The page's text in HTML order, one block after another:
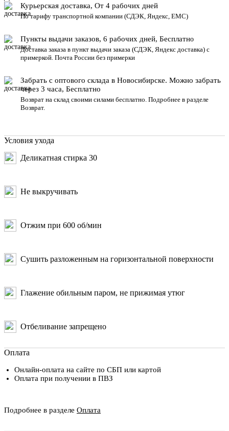
Курьерская доставка, От 4 рабочих дней
По тарифу транспортной компании (СДЭК, Яндекс, ЕМС)
Пункты выдачи заказов, 6 рабочих дней, Бесплатно
Доставка заказа в пункт выдачи заказа (СДЭК, Яндекс доставка) с
примеркой. Почта России без примерки
Забрать с оптового склада в Новосибирске. Можно забрать
через 3 часа, Бесплатно
Возврат на склад своими силами бесплатно. Подробнее в разделе
Возврат.
Условия ухода
Деликатная стирка 30
Не выкручивать
Отжим при 600 об/мин
Сушить разложенным на горизонтальной поверхности
Глажение обильным паром, не прижимая утюг
Отбеливание запрещено
Оплата
Онлайн-оплата на сайте по СБП или картой
Оплата при получении в ПВЗ
Подробнее в разделе Оплата